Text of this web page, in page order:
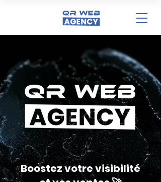
Boostez votre visibilité